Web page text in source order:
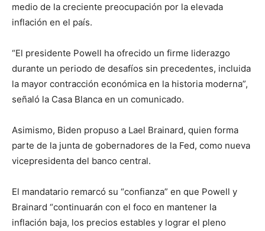
medio de la creciente preocupación por la elevada
inflación en el país.
“El presidente Powell ha ofrecido un firme liderazgo
durante un periodo de desafíos sin precedentes, incluida
la mayor contracción económica en la historia moderna”,
señaló la Casa Blanca en un comunicado.
Asimismo, Biden propuso a Lael Brainard, quien forma
parte de la junta de gobernadores de la Fed, como nueva
vicepresidenta del banco central.
El mandatario remarcó su “confianza” en que Powell y
Brainard “continuarán con el foco en mantener la
inflación baja, los precios estables y lograr el pleno